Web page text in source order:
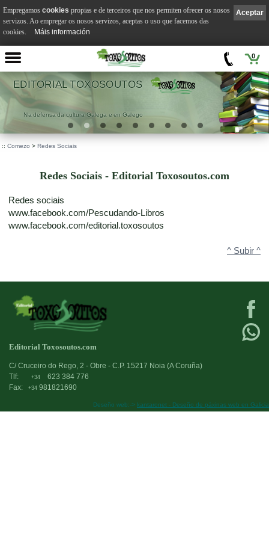
0
e en Galego
VILA
:: Comezo > Redes Sociais
Redes Sociais - Editorial Toxosoutos.com
Redes sociais
www.facebook.com/Pescudando-Libros
www.facebook.com/editorial.toxosoutos
^ Subir ^
Editorial Toxosoutos.com
C/ Cruceiro do Rego, 2 - Obre - C.P. 15217 Noia (A Coruña)
Tlf:
+34
623 384 776
Fax:
+34 981821690
Deseño web:-> kantaronet - Deseño de páxinas web en Galicia
Aceptar
Empregamos cookies propias e de terceiros que nos permiten ofrecer os nosos
servizos. Ao empregar os nosos servizos, aceptas o uso que facemos das
cookies.
Máis información